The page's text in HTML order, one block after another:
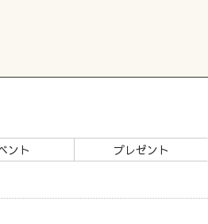
ント プレゼント